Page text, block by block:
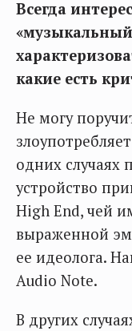
Всегда
какие есть
Не могу
одних случаях
устройство
High End, чей
выраженной
ее идеолога.
Audio Note.
В других